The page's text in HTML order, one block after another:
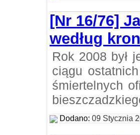
[Nr 16/76]
według
Rok 2008 był
ciągu
śmiertelnych
Dodano: 09 Stycznia